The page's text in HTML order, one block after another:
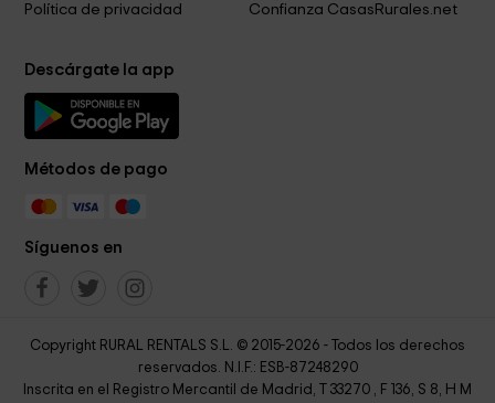
Política de privacidad Confianza CasasRurales.net
Descárgate la app
Métodos de pago
Síguenos en
Copyright RURAL RENTALS S.L. © 2015-2026 - Todos los derechos
reservados. N.I.F.: ESB-87248290
Inscrita en el Registro Mercantil de Madrid, T 33270 , F 136, S 8, H M